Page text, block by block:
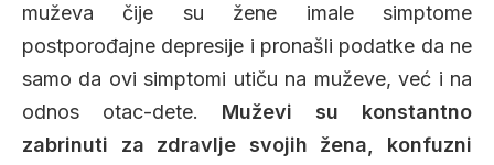
muževa čije su žene imale simptome
postporođajne depresije i pronašli podatke da ne
samo da ovi simptomi utiču na muževe, već i na
odnos otac-dete. Muževi su konstantno
zabrinuti za zdravlje svojih žena, konfuzni